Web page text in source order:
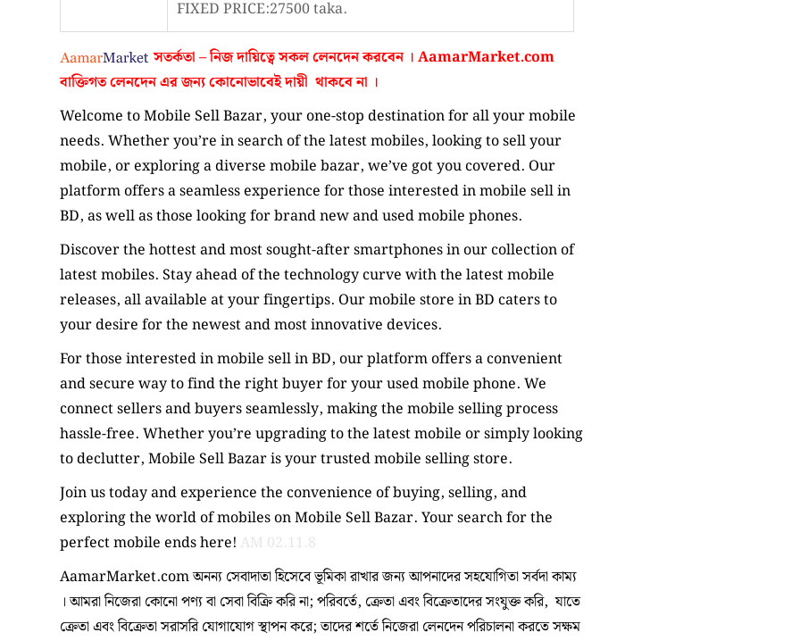
FIXED PRICE:27500 taka.
সতর্কতা – নিজ দায়িত্বে সকল লেনদেন করবেন । AamarMarket.com
বাক্তিগত লেনদেন এর জন্য কোনোভাবেইদায়ী থাকবে না ।
Welcome to Mobile Sell Bazar, your one-stop destination for all your mobile
needs. Whether you’re in search of the latest mobiles, looking to sell your
mobile, or exploring a diverse mobile bazar, we’ve got you covered. Our
platform offers a seamless experience for those interested in mobile sell in
BD, as well as those looking for brand new and used mobile phones.
Discover the hottest and most sought-after smartphones in our collection of
latest mobiles. Stay ahead of the technology curve with the latest mobile
releases, all available at your fingertips. Our mobile store in BD caters to
your desire for the newest and most innovative devices.
For those interested in mobile sell in BD, our platform offers a convenient
and secure way to find the right buyer for your used mobile phone. We
connect sellers and buyers seamlessly, making the mobile selling process
hassle-free. Whether you’re upgrading to the latest mobile or simply looking
to declutter, Mobile Sell Bazar is your trusted mobile selling store.
Join us today and experience the convenience of buying, selling, and
exploring the world of mobiles on Mobile Sell Bazar. Your search for the
perfect mobile ends here! AM 02.11.8
AamarMarket.com অনন্য সেবাদাতা হিসেবে ভূমিকা রাখার জন্য আপনাদের সহযোগিতা সর্বদা কাম্য
। আমরা নিজেরা কোনো পণ্য বা সেবা বিক্রি করি না; পরিবর্তে, ক্রেতা এবং বিক্রেতাদের সংযুক্ত করি, যাতে
ক্রেতা এবং বিক্রেতা সরাসরি যোগাযোগ স্থাপন করে; তাদের শর্তে নিজেরা লেনদেন পরিচালনা করতে সক্ষম